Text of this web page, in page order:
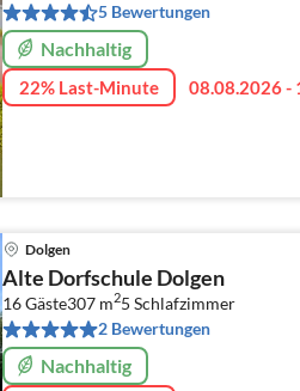
5 Bewertungen
Nachhaltig
22% Last-Minute 08.08.2026 -
Dolgen
Alte Dorfschule Dolgen
16 Gäste307 m25 Schlafzimmer
2 Bewertungen
Nachhaltig